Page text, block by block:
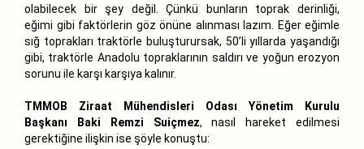
olabilecek bir şey değil. Çünkü bunların toprak derinliği,
eğimi gibi faktörlerin göz önüne alınması lazım. Eğer eğimle
sığ toprakları traktörle buluşturursak, 50’li yıllarda yaşandığı
gibi, traktörle Anadolu topraklarının saldırı ve yoğun erozyon
sorunu ile karşı karşıya kalınır.
TMMOB Ziraat Mühendisleri Odası Yönetim Kurulu
Başkanı Baki Remzi Suiçmez, nasıl hareket edilmesi
gerektiğine ilişkin ise şöyle konuştu: